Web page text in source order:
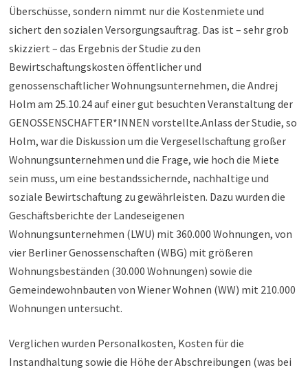
Überschüsse, sondern nimmt nur die Kostenmiete und
sichert den sozialen Versorgungsauftrag. Das ist – sehr grob
skizziert – das Ergebnis der Studie zu den
Bewirtschaftungskosten öffentlicher und
genossenschaftlicher Wohnungsunternehmen, die Andrej
Holm am 25.10.24 auf einer gut besuchten Veranstaltung der
GENOSSENSCHAFTER*INNEN vorstellte.Anlass der Studie, so
Holm, war die Diskussion um die Vergesellschaftung großer
Wohnungsunternehmen und die Frage, wie hoch die Miete
sein muss, um eine bestandssichernde, nachhaltige und
soziale Bewirtschaftung zu gewährleisten. Dazu wurden die
Geschäftsberichte der Landeseigenen
Wohnungsunternehmen (LWU) mit 360.000 Wohnungen, von
vier Berliner Genossenschaften (WBG) mit größeren
Wohnungsbeständen (30.000 Wohnungen) sowie die
Gemeindewohnbauten von Wiener Wohnen (WW) mit 210.000
Wohnungen untersucht.
Verglichen wurden Personalkosten, Kosten für die
Instandhaltung sowie die Höhe der Abschreibungen (was bei